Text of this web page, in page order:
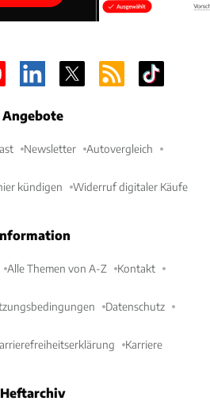
Angebote
Newsletter Autovergleich
kündigen Widerruf digitaler Käufe
Alle Themen von A-Z Kontakt
Datenschutz
Karriere
Heftarchiv